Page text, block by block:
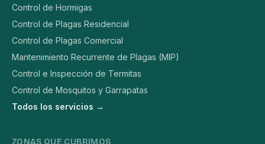
Control de Hormigas
Control de Plagas Residencial
Control de Plagas Comercial
Mantenimiento Recurrente de Plagas (MIP)
Control e Inspección de Termitas
Control de Mosquitos y Garrapatas
Todos los servicios →
ZONAS QUE CUBRIMOS